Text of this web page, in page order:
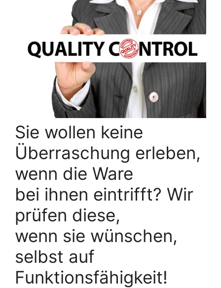
Sie wollen keine
Überraschung erleben,
wenn die Ware
bei ihnen eintrifft? Wir
prüfen diese,
wenn sie wünschen,
selbst auf
Funktionsfähigkeit!